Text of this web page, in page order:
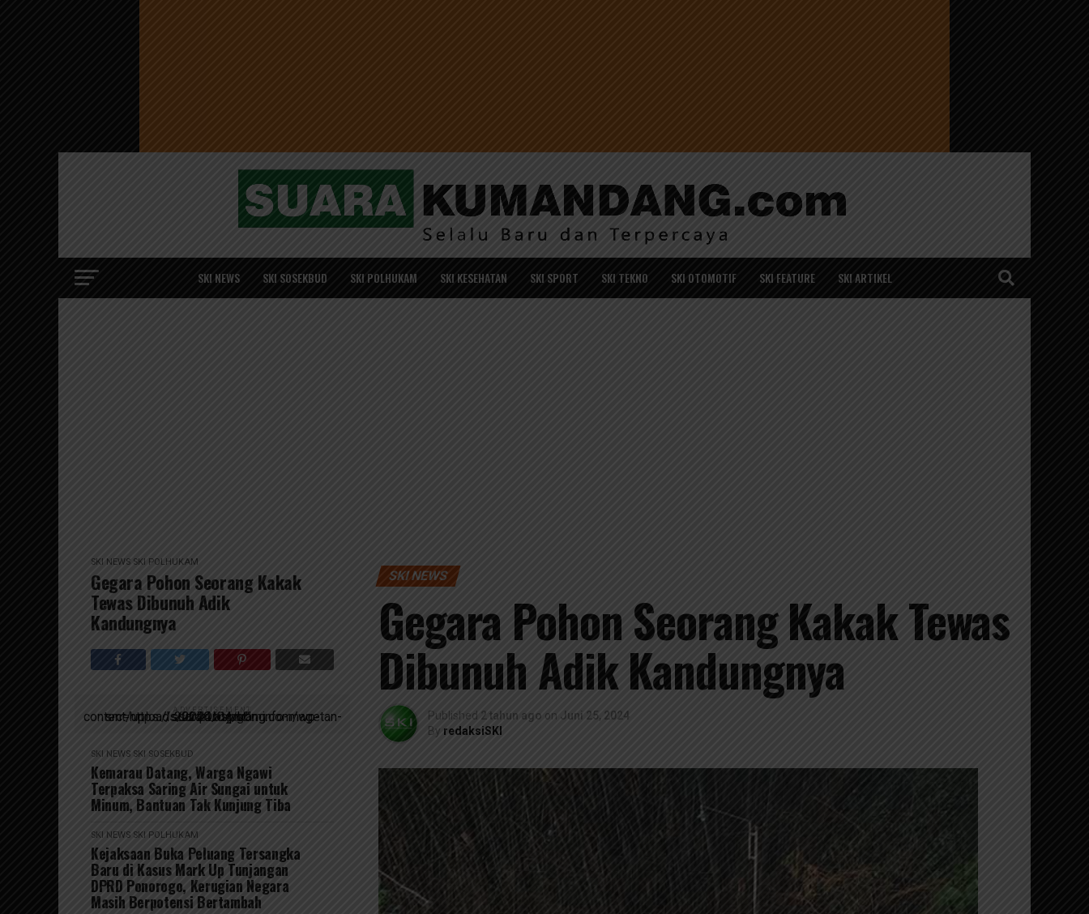
SKI NEWS SKI SOSEKBUD SKI POLHUKAM SKI KESEHATAN SKI SPORT SKI TEKNO SKI OTOMOTIF SKI FEATURE SKI ARTIKEL
SKI NEWS SKI POLHUKAM
Gegara Pohon Seorang Kakak
Tewas Dibunuh Adik
Kandungnya
ADVERTISEMENT
script async src=https://suarakumandang.com/wp-content/uploads/2024/04/kominfo-magetan-2024OIO.jpg""
SKI NEWS SKI SOSEKBUD
Kemarau Datang, Warga Ngawi
Terpaksa Saring Air Sungai untuk
Minum, Bantuan Tak Kunjung Tiba
SKI NEWS SKI POLHUKAM
Kejaksaan Buka Peluang Tersangka
Baru di Kasus Mark Up Tunjangan
DPRD Ponorogo, Kerugian Negara
Masih Berpotensi Bertambah
SKI NEWS
Gegara Pohon Seorang Kakak Tewas
Dibunuh Adik Kandungnya
Published 2 tahun ago on Juni 25, 2024
By redaksiSKI